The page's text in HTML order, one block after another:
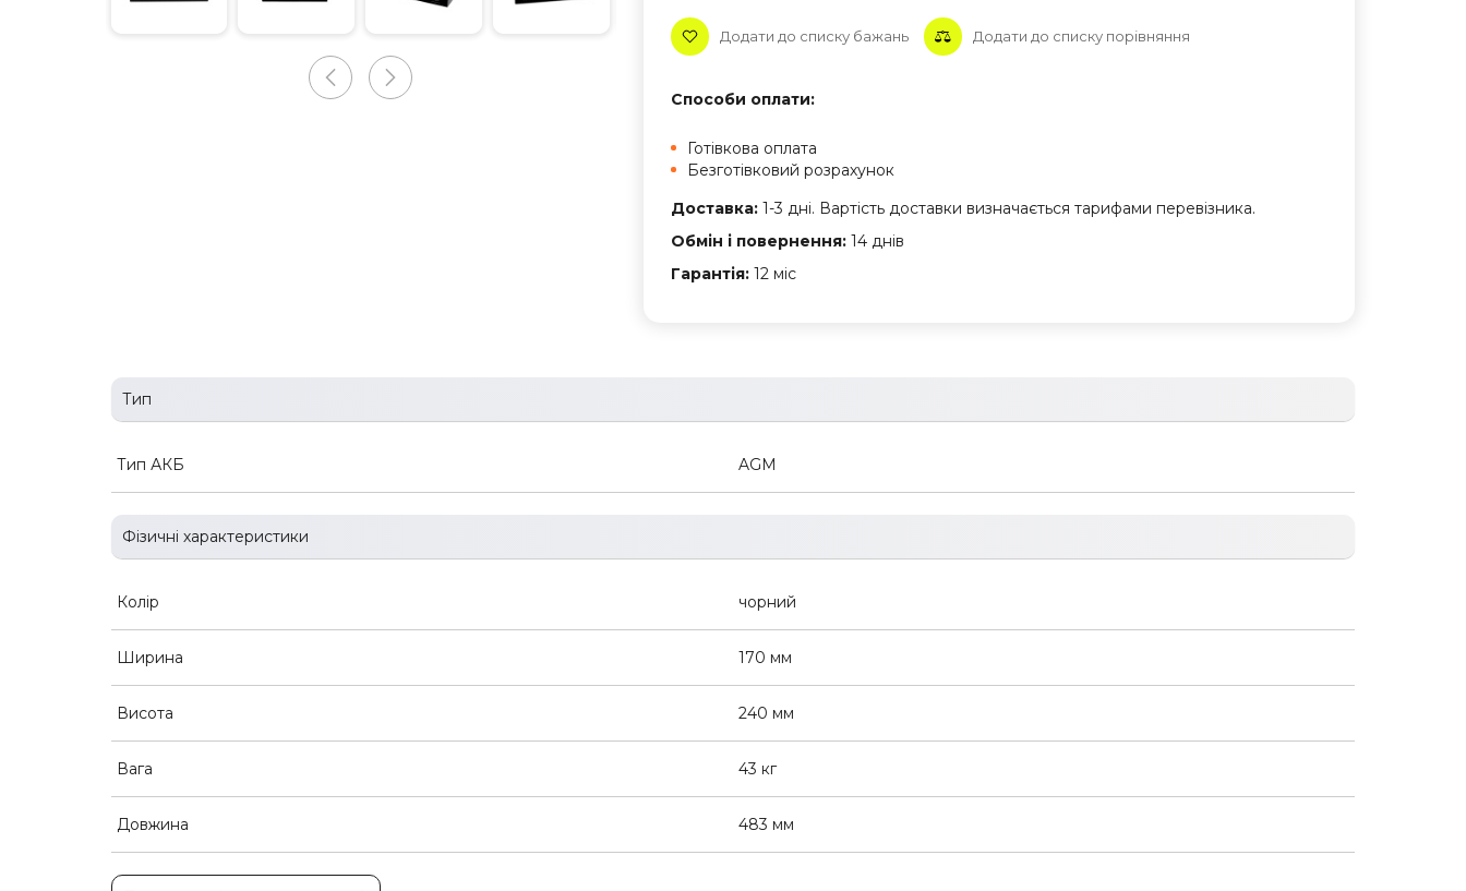
Додати до списку бажань Додати до списку порівняння
Способи оплати:
Готівкова оплата
Безготівковий розрахунок
Доставка:1-3 дні. Вартість доставки визначається тарифами перевізника.
Обмін і повернення: 14 днів
Гарантія:12 міс
Тип
Тип АКБ AGM
Фізичні характеристики
Колір чорний
Ширина 170 мм
Висота 240 мм
Вага 43 кг
Довжина 483 мм